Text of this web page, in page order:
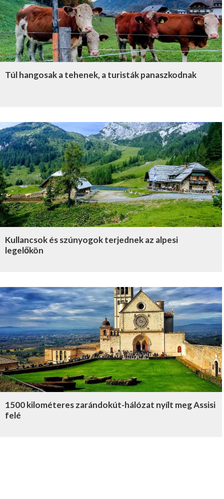
Túl hangosak a tehenek, a turisták panaszkodnak
Kullancsok és szúnyogok terjednek az alpesi
legelőkön
1500 kilométeres zarándokút-hálózat nyílt meg Assisi
felé